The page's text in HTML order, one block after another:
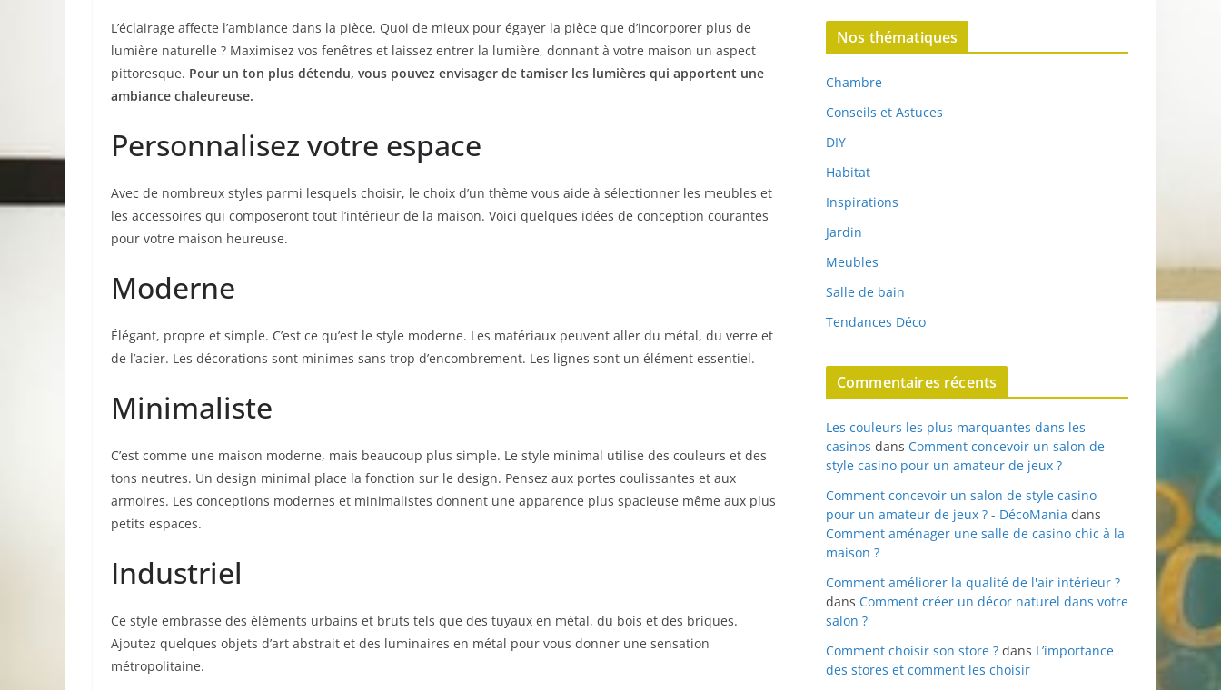
L’éclairage affecte l’ambiance dans la pièce. Quoi de mieux pour égayer la pièce que d’incorporer plus de
lumière naturelle ? Maximisez vos fenêtres et laissez entrer la lumière, donnant à votre maison un aspect
pittoresque. Pour un ton plus détendu, vous pouvez envisager de tamiser les lumières qui apportent une
ambiance chaleureuse.
Personnalisez votre espace
Avec de nombreux styles parmi lesquels choisir, le choix d’un thème vous aide à sélectionner les meubles et
les accessoires qui composeront tout l’intérieur de la maison. Voici quelques idées de conception courantes
pour votre maison heureuse.
Moderne
Élégant, propre et simple. C’est ce qu’est le style moderne. Les matériaux peuvent aller du métal, du verre et
de l’acier. Les décorations sont minimes sans trop d’encombrement. Les lignes sont un élément essentiel.
Minimaliste
C’est comme une maison moderne, mais beaucoup plus simple. Le style minimal utilise des couleurs et des
tons neutres. Un design minimal place la fonction sur le design. Pensez aux portes coulissantes et aux
armoires. Les conceptions modernes et minimalistes donnent une apparence plus spacieuse même aux plus
petits espaces.
Industriel
Ce style embrasse des éléments urbains et bruts tels que des tuyaux en métal, du bois et des briques.
Ajoutez quelques objets d’art abstrait et des luminaires en métal pour vous donner une sensation
métropolitaine.
Nos thématiques
Chambre
Conseils et Astuces
DIY
Habitat
Inspirations
Jardin
Meubles
Salle de bain
Tendances Déco
Commentaires récents
Les couleurs les plus marquantes dans les
casinos dans Comment concevoir un salon de
style casino pour un amateur de jeux ?
Comment concevoir un salon de style casino
pour un amateur de jeux ? - DécoMania dans
Comment aménager une salle de casino chic à la
maison ?
Comment améliorer la qualité de l'air intérieur ?
dans Comment créer un décor naturel dans votre
salon ?
Comment choisir son store ? dans L’importance
des stores et comment les choisir